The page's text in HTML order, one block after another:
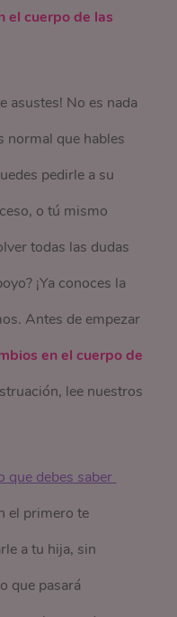
el cuerpo de las
asustes! No es nada
normal que hables
pedirle a su
o tú mismo
todas las dudas
¡Ya conoces la
Antes de empezar
en el cuerpo de
lee nuestros
que debes saber
el primero te
a tu hija, sin
que pasará